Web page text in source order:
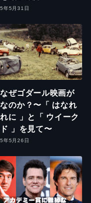
年5月31日
ぜゴダール映画が
のか？〜「 はなれ
に 」と「 ウイーク
」を見て〜
年5月26日